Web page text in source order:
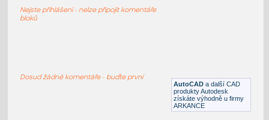
DWG Vozidla, doprava
DWG
Vozidla, doprava AutoCAD a další CAD
produkty Autodesk
získáte výhodně u firmy
ARKANCE
Nejste přihlášeni - nelze připojit komentáře
bloků
Dosud žádné komentáře - buďte první